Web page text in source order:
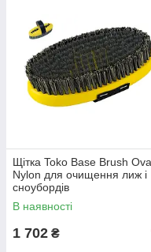
Щітка Toko Base Brush
Nylon для очищення лиж і
сноубордів
В наявності
1 702 ₴